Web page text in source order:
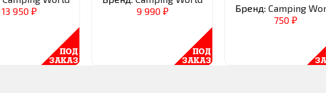
13 950 ₽
9 990 ₽ Бренд: Camping
750 ₽